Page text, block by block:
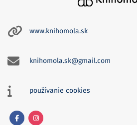
www.knihomola.sk
knihomola.sk@gmail.com
používanie cookies